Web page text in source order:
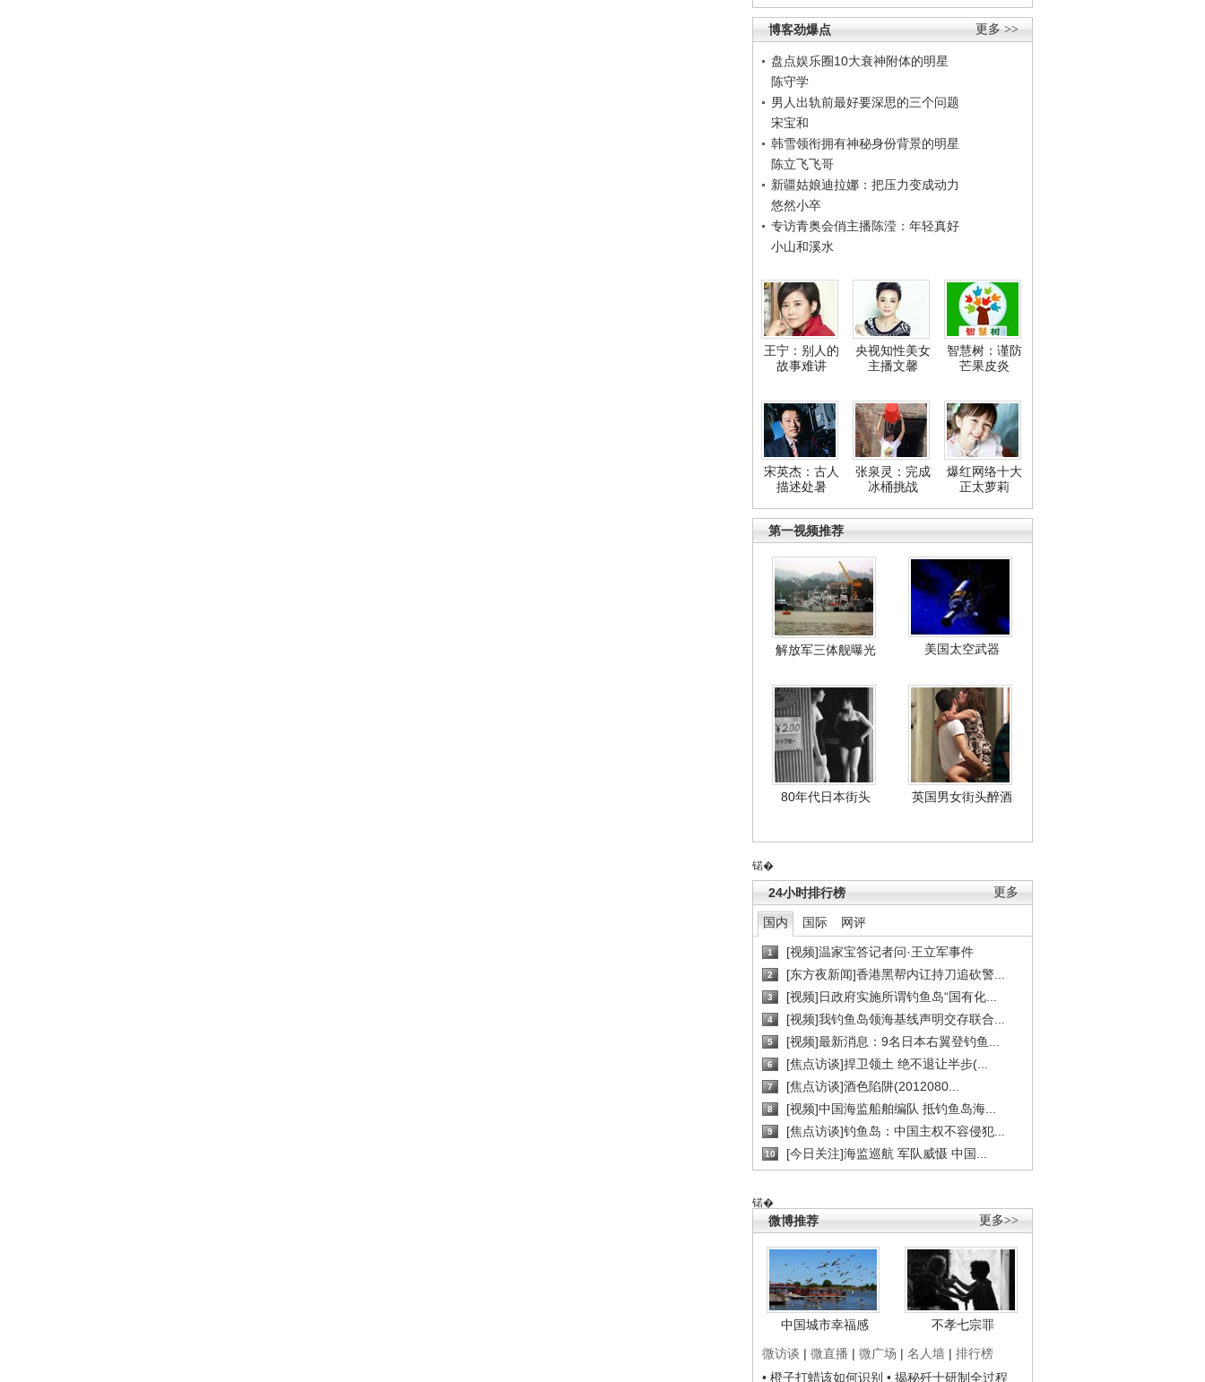
更多 >>
博客劲爆点
盘点娱乐圈10大衰神附体的明星
陈守学
男人出轨前最好要深思的三个问题
宋宝和
韩雪领衔拥有神秘身份背景的明星
陈立飞飞哥
新疆姑娘迪拉娜：把压力变成动力
悠然小卒
专访青奥会俏主播陈滢：年轻真好
小山和溪水
王宁：别人的
故事难讲
央视知性美女
主播文馨
智慧树：谨防
芒果皮炎
宋英杰：古人
描述处暑
张泉灵：完成
冰桶挑战
爆红网络十大
正太萝莉
第一视频推荐
解放军三体舰曝光 美国太空武器
80年代日本街头 英国男女街头醉酒
锘�
更多
24小时排行榜
国内 国际 网评
1 [视频]温家宝答记者问·王立军事件
2 [东方夜新闻]香港黑帮内讧持刀追砍警...
3 [视频]日政府实施所谓钓鱼岛“国有化...
4 [视频]我钓鱼岛领海基线声明交存联合...
5 [视频]最新消息：9名日本右翼登钓鱼...
6 [焦点访谈]捍卫领土 绝不退让半步(...
7 [焦点访谈]酒色陷阱(2012080...
8 [视频]中国海监船舶编队 抵钓鱼岛海...
9 [焦点访谈]钓鱼岛：中国主权不容侵犯...
10 [今日关注]海监巡航 军队威慑 中国...
锘�
更多>>
微博推荐
中国城市幸福感
不孝七宗罪
微访谈 | 微直播 | 微广场 | 名人墙 | 排行榜
• 橙子打蜡该如何识别 • 揭秘歼十研制全过程